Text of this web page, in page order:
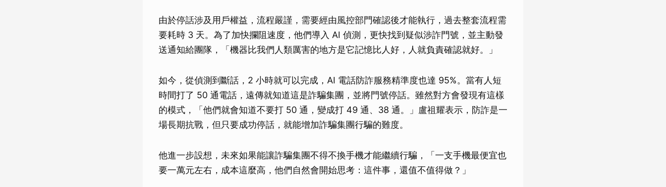
由於停話涉及用戶權益，流程嚴謹，需要經由風控部門確認後才能執行，過去整套流程需
要耗時 3 天。為了加快攔阻速度，他們導入 AI 偵測，更快找到疑似涉詐門號，並主動發
送通知給團隊，「機器比我們人類厲害的地方是它記憶比人好，人就負責確認就好。」
如今，從偵測到斷話，2 小時就可以完成，AI 電話防詐服務精準度也達 95%。當有人短
時間打了 50 通電話，遠傳就知道這是詐騙集團，並將門號停話。雖然對方會發現有這樣
的模式，「他們就會知道不要打 50 通，變成打 49 通、38 通。」盧祖耀表示，防詐是一
場長期抗戰，但只要成功停話，就能增加詐騙集團行騙的難度。
他進一步設想，未來如果能讓詐騙集團不得不換手機才能繼續行騙，「一支手機最便宜也
要一萬元左右，成本這麼高，他們自然會開始思考：這件事，還值不值得做？」